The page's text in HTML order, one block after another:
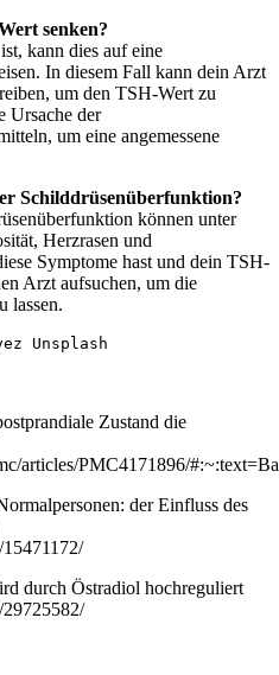
senken?
kann dies auf eine
In diesem Fall kann dein Arzt
um den TSH-Wert zu
Ursache der
um eine angemessene
Schilddrüsenüberfunktion?
können unter
Herzrasen und
Symptome hast und dein TSH-
Arzt aufsuchen, um die
lassen.
Unsplash
Zustand die
articles/PMC4171896/
der Einfluss des
durch Östradiol hochreguliert